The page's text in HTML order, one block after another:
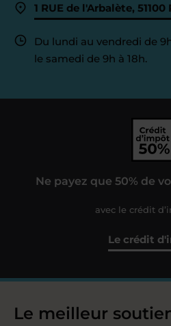
1 RUE de l'Arbalète, 51100
Du lundi au vendredi de
le samedi de 9h à 18h.
Ne payez que 50% de
avec le crédit
Le crédit
Le meilleur